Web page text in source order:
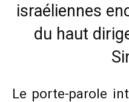
israéliennes
du haut
Le porte-parole